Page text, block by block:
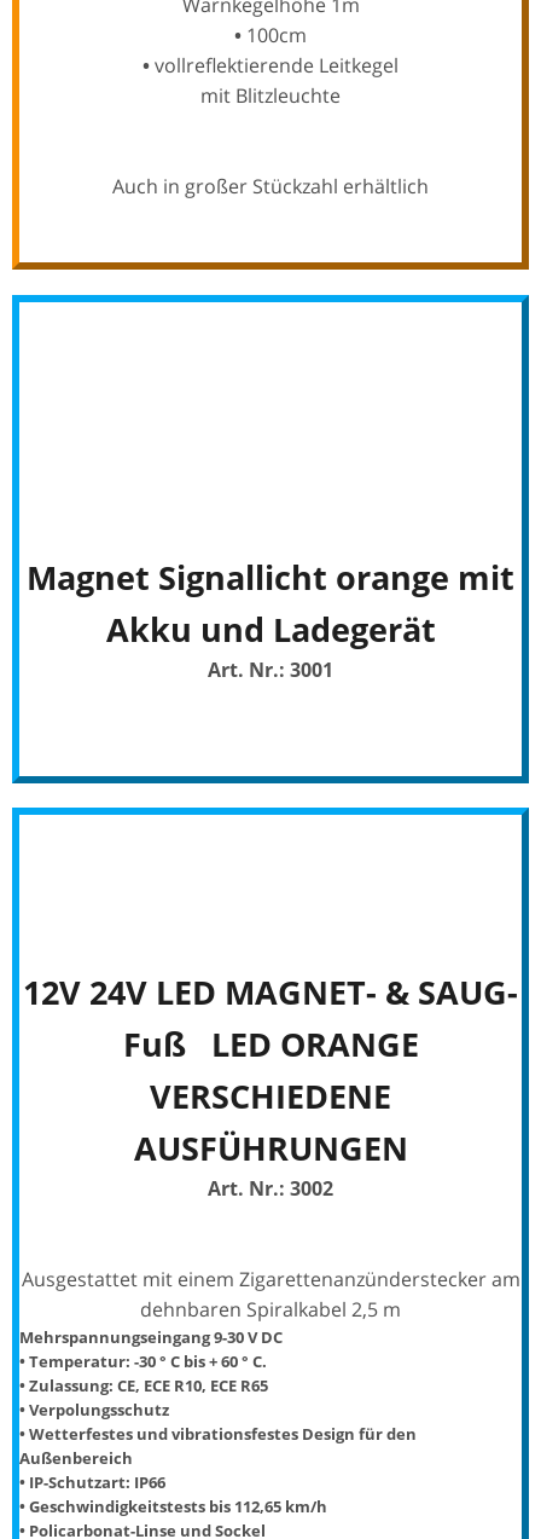
• 100cm
•vollreflektierende Leitkegel
mit Blitzleuchte
Auch in großer Stückzahl erhältlich
Magnet Signallicht orange mit
Akku und Ladegerät
Art. Nr.: 3001
12V 24V LED MAGNET- & SAUG-
Fuß LED ORANGE
VERSCHIEDENE
AUSFÜHRUNGEN
Art. Nr.: 3002
Ausgestattet mit einem Zigarettenanzünderstecker am
dehnbaren Spiralkabel 2,5 m
Mehrspannungseingang 9-30 V DC
• Temperatur: -30 ° C bis + 60 ° C.
• Zulassung: CE, ECE R10, ECE R65
• Verpolungsschutz
• Wetterfestes und vibrationsfestes Design für den
Außenbereich
• IP-Schutzart: IP66
• Geschwindigkeitstests bis 112,65 km/h
• Policarbonat-Linse und Sockel